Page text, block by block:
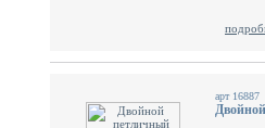
арт 16887